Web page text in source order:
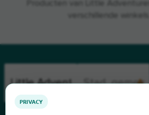
Producten van Little
PRIVACY